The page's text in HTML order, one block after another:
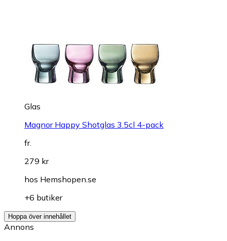
Glas
Magnor Happy Shotglas 3.5cl 4-pack
fr.
279 kr
hos Hemshopen.se
+6 butiker
Hoppa över innehållet
Annons